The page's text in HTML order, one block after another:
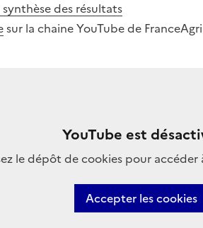
des résultats
sur la chaine YouTube de
YouTube est
le dépôt de cookies pour
Accepter les cookies